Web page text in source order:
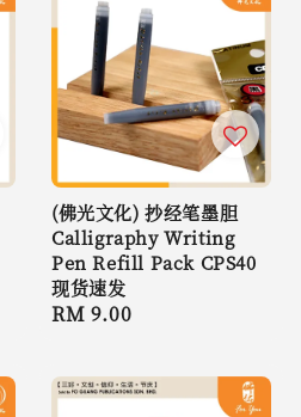
(佛光文化) 抄经笔墨胆
Calligraphy Writing
Pen Refill Pack CPS40
现货速发
Regular
RM 9.00